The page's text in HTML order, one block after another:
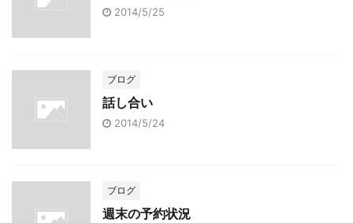
2014/5/25
ブログ
話し合い
2014/5/24
ブログ
週末の予約状況